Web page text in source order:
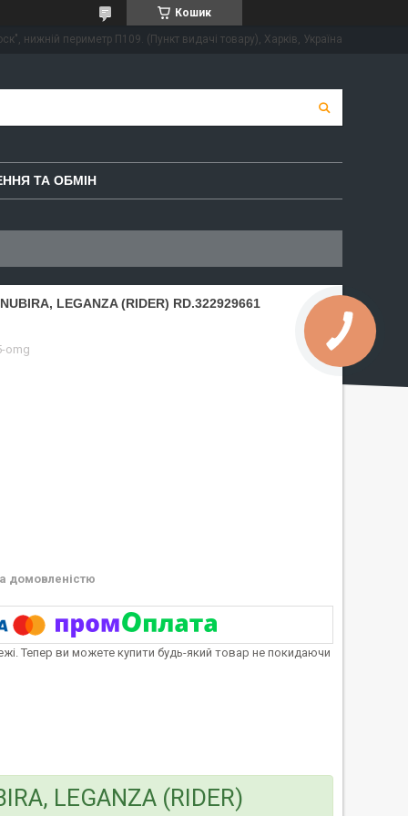
Кошик
нижній периметр П109. (Пункт видачі товару), Харків, Україна
ТА ОБМІН
LEGANZA (RIDER) RD.322929661
omg
домовленістю
Тепер ви можете купити будь-який товар не покидаючи
LEGANZA (RIDER)